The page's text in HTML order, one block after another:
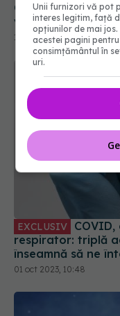
COVID, impact
vindecare
18 dec 2025, 20:59
EXCLUSIV
respirator: triplă
înseamnă să ne
timpul pandemiei!
01 oct 2023, 10:48
Unii furnizori vă pot
interes legitim, față
opțiunilor de mai
acestei pagini
consimțământul în
uri.